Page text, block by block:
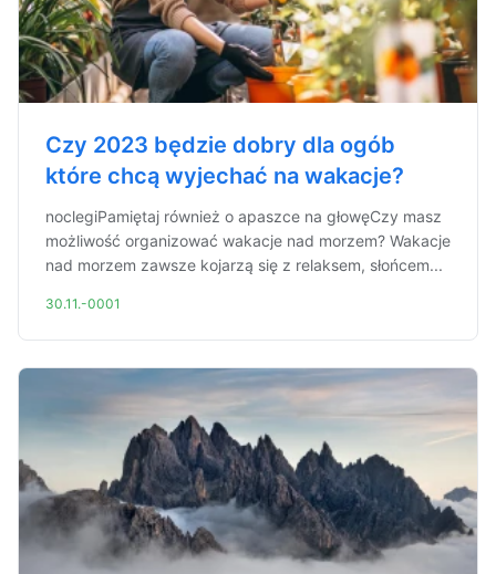
Czy 2023 będzie dobry dla ogób
które chcą wyjechać na wakacje?
noclegiPamiętaj również o apaszce na głowęCzy masz
możliwość organizować wakacje nad morzem? Wakacje
nad morzem zawsze kojarzą się z relaksem, słońcem...
30.11.-0001